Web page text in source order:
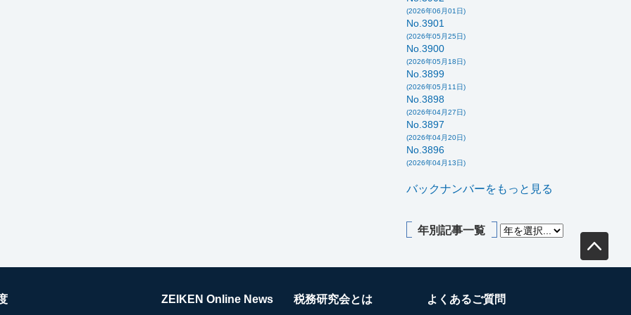
(2026年06月01日)
No.3901
(2026年05月25日)
No.3900
(2026年05月18日)
No.3899
(2026年05月11日)
No.3898
(2026年04月27日)
No.3897
(2026年04月20日)
No.3896
(2026年04月13日)
バックナンバーをもっと見る
年別記事一覧
ZEIKEN Online News 税務研究会とは よくあるご質問